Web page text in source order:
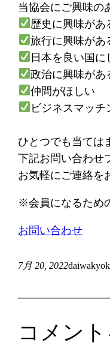
当協会にご興味の
歴史に興味があ
旅行に興味があ
日本を良い国に
政治に興味があ
仲間がほしい
ビジネスマッチ
ひとつでも当ては
下記お問い合わせ
お気軽にご連絡を
※会員になるため
お問い合わせ
7月 20, 2022
コメン